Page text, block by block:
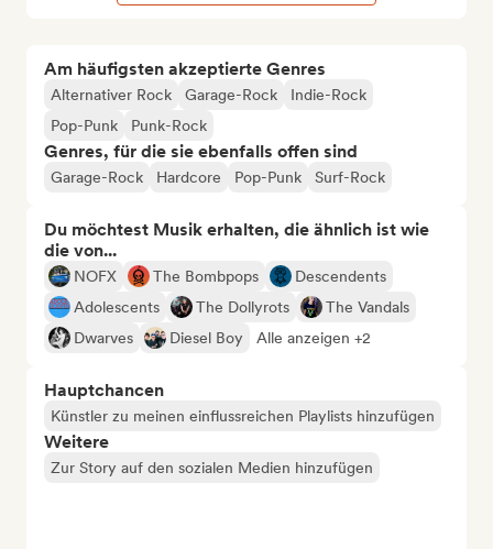
Am häufigsten akzeptierte Genres
Alternativer Rock Garage-Rock
Indie-Rock
Pop-Punk
Punk-Rock
Genres, für die sie ebenfalls offen sind
Garage-Rock Hardcore Pop-Punk Surf-Rock
Du möchtest Musik erhalten, die ähnlich ist wie
die von...
NOFX The Bombpops
Descendents
Adolescents
The Dollyrots
The Vandals
Dwarves
Diesel Boy Alle anzeigen +2
Hauptchancen
Künstler zu meinen einflussreichen Playlists hinzufügen
Weitere
Zur Story auf den sozialen Medien hinzufügen